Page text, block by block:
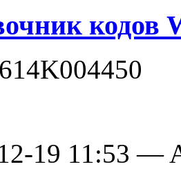
кодов
19 11:53 —